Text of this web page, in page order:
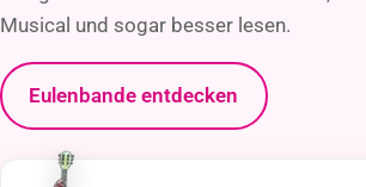
Musical und sogar besser lesen.
Eulenbande entdecken